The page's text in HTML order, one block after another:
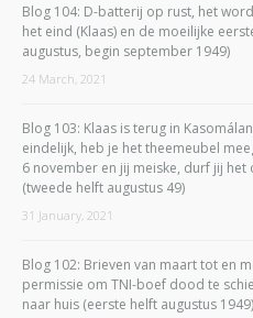
Blog 104: D-batterij op rust, het
het eind (Klaas) en de moeilijke
augustus, begin september 1949)
24 March, 2021
Blog 103: Klaas is terug in
eindelijk, heb je het theemeubel
6 november en jij meiske, durf jij het
(tweede helft augustus 49)
31 January, 2021
Blog 102: Brieven van maart tot en
permissie om TNI-boef dood te
naar huis (eerste helft augustus 1949)